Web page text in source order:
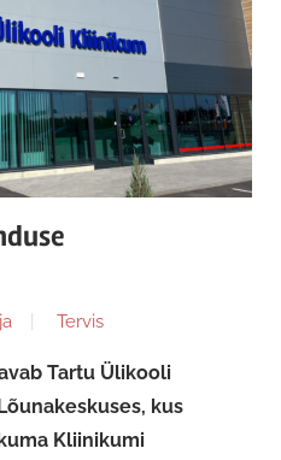
Tervis
Tartu Ülikooli
kus
Kliinikumi